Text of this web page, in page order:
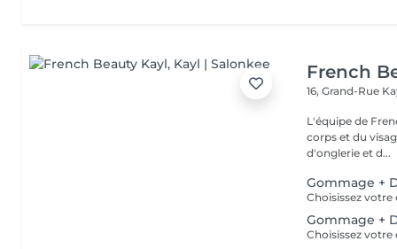
French
16, Grand-Rue
L'équipe de
corps et du
d'onglerie et d...
Gommage +
Gommage +